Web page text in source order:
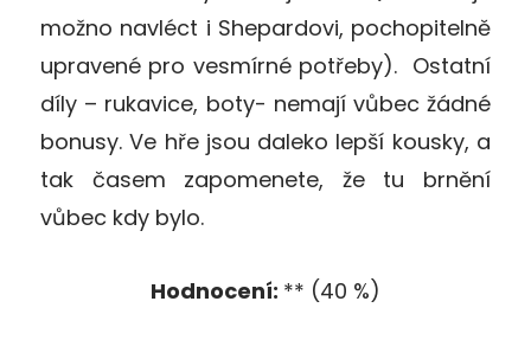
možno navléct i Shepardovi, pochopitelně
upravené pro vesmírné potřeby). Ostatní
díly – rukavice, boty- nemají vůbec žádné
bonusy. Ve hře jsou daleko lepší kousky, a
tak časem zapomenete, že tu brnění
vůbec kdy bylo.
Hodnocení: ** (40 %)